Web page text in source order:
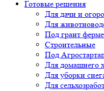
Готовые решения
Для дачи и
Для
Под грант
Строительные
Под
Для домашнего
Для уборки
Для